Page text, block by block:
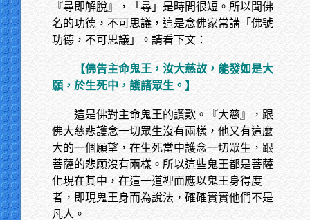
『尋即解脫』，「尋」是時間很短。所以聞佛
名的功德，不可思議，這是念佛家常講「佛號
功德，不可思議」。請看下文：
【佛告主命鬼王，汝大慈故，能發如是大
願，於生死中，護諸眾生。】
這是佛對主命鬼王的讚歎。『大慈』，跟
佛大慈悲護念一切眾生沒有兩樣，他又有這麼
大的一個願望，在生死當中護念一切眾生，跟
菩薩的悲願沒有兩樣。所以這些鬼王都是菩薩
化現在其中，在這一道裡面應以鬼王身得度
者，即現鬼王身而為說法，確確實實他們不是
凡人。